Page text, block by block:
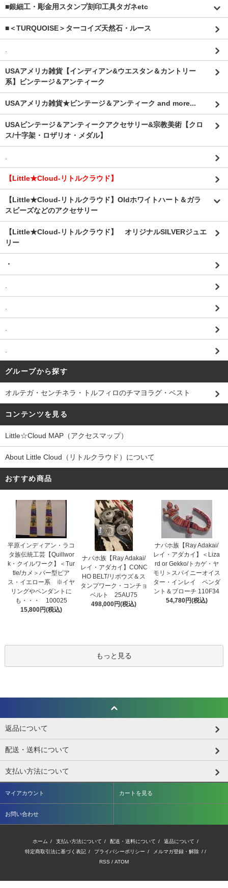
■銀細工・彫金用スタンプ刻印工具タガネetc
■＜TURQUOISE＞ターコイズ天然石・ルース
USAアメリカ雑貨【インディアン&ウエスタン＆カントリー
系】ビンテージ＆アンティーク
USAアメリカ雑貨★ビンテージ＆アンティーク and more...
USAビンテージ＆アンティークアクセサリー&宗教美術【クロ
ス/十字架・ロザリオ・メダル】
【Little★Cloud-リトルクラウド】
【Little★Cloud-リトルクラウド】Oldホワイトハート＆ガラ
スビーズなどのアクセサリー
【Little★Cloud-リトルクラウド】 オリジナルSILVERジュエ
リー
・
グループから探す
オルテガ・センチネラ・トルフィロのチマヨラグ・ベスト
コンテンツを見る
Little☆Cloud MAP（アクセスマップ）
About Little Cloud（リトルクラウド）について
おすすめ商品
平原インディアン・ラコ
タ族伝統工芸【Quillwor
k・クイルワーク】＜Tur
tle/カメ＞バー型ピア
ス・イエロー系 ※イヤ
リングやペンダントに
も・・・ 100025
15,800円(税込)
ナバホ族【Ray Adakai/
レイ・アダカイ】CONC
HO BELT/リポウズ＆ス
タンプワーク・コンチョ
ベルト 25AU75
498,000円(税込)
ナバホ族【Ray Adakai/
レイ・アダカイ】＜Liza
rd or Gekko/トカゲ・ヤ
モリ＞スパイニーオイス
ター・インレイ ペンダ
ント＆ブローチ 110F34
54,780円(税込)
もっと見る
返品について
配送・送料について
支払い方法について
マイアカウント カートを見る
お問い合わせ
ホーム / 支払い方法について / 配送・送料について / 返品について /
特定商取引法に基づく表記 / プライバシーポリシー / メルマガ登録・解除 / /
RSS / ATOM